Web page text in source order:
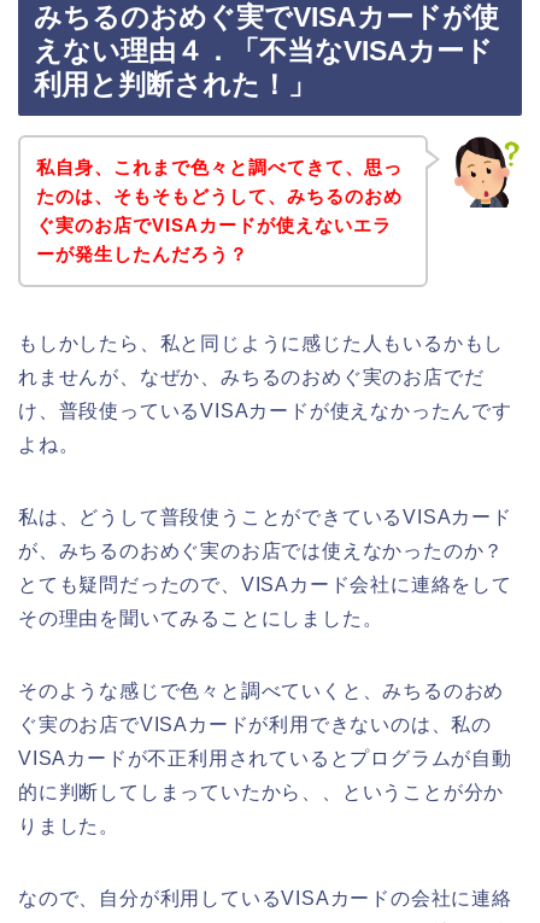
みちるのおめぐ実でVISAカードが使
えない理由４．「不当なVISAカード
利用と判断された！」
私自身、これまで色々と調べてきて、思っ
たのは、そもそもどうして、みちるのおめ
ぐ実のお店でVISAカードが使えないエラ
ーが発生したんだろう？
もしかしたら、私と同じように感じた人もいるかもし
れませんが、なぜか、みちるのおめぐ実のお店でだ
け、普段使っているVISAカードが使えなかったんです
よね。
私は、どうして普段使うことができているVISAカード
が、みちるのおめぐ実のお店では使えなかったのか？
とても疑問だったので、VISAカード会社に連絡をして
その理由を聞いてみることにしました。
そのような感じで色々と調べていくと、みちるのおめ
ぐ実のお店でVISAカードが利用できないのは、私の
VISAカードが不正利用されているとプログラムが自動
的に判断してしまっていたから、、ということが分か
りました。
なので、自分が利用しているVISAカードの会社に連絡